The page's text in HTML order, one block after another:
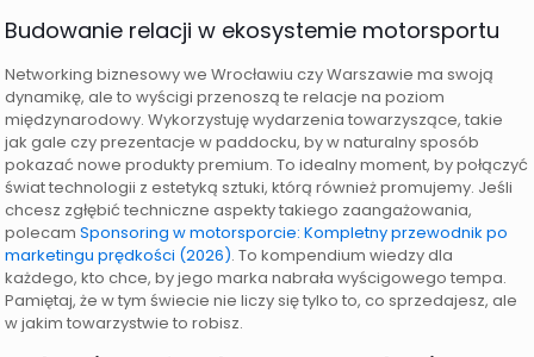
Budowanie relacji w ekosystemie motorsportu
Networking biznesowy we Wrocławiu czy Warszawie ma swoją
dynamikę, ale to wyścigi przenoszą te relacje na poziom
międzynarodowy. Wykorzystuję wydarzenia towarzyszące, takie
jak gale czy prezentacje w paddocku, by w naturalny sposób
pokazać nowe produkty premium. To idealny moment, by połączyć
świat technologii z estetyką sztuki, którą również promujemy. Jeśli
chcesz zgłębić techniczne aspekty takiego zaangażowania,
polecamSponsoring w motorsporcie: Kompletny przewodnik po
marketingu prędkości (2026). To kompendium wiedzy dla
każdego, kto chce, by jego marka nabrała wyścigowego tempa.
Pamiętaj, że w tym świecie nie liczy się tylko to, co sprzedajesz, ale
w jakim towarzystwie to robisz.